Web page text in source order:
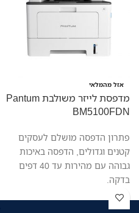
אזל מהמלאי
מדפסת לייזר משולבת Pantum
BM5100FDN
פתרון הדפסה מושלם לעסקים
קטנים וגדולים, הדפסה באיכות
גבוהה עם מהירות עד 40 דפים
בדקה.